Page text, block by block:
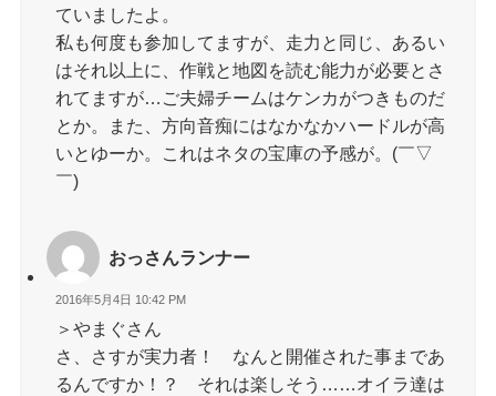
ていましたよ。
私も何度も参加してますが、走力と同じ、あるい
はそれ以上に、作戦と地図を読む能力が必要とさ
れてますが…ご夫婦チームはケンカがつきものだ
とか。また、方向音痴にはなかなかハードルが高
いとゆーか。これはネタの宝庫の予感が。(￣▽
￣)
おっさんランナー
2016年5月4日 10:42 PM
＞やまぐさん
さ、さすが実力者！ なんと開催された事まであ
るんですか！？ それは楽しそう……オイラ達は